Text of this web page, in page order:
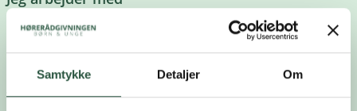
Samtykke Detaljer Om
børn i alderen 0-6 år